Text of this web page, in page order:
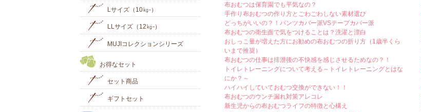
布おむつは保育園でも平気なの？
手作り布おむつの作り方とごわごわしない素材選び
どっちがいいの？！パンツカバー派VSテープカバー派
布おむつの衛生面で気をつけることは？洗濯と漂白
おしっこ量が増えた方にお勧めの布おむつの折り方（1歳半くら
いまで推奨）
布おむつの仕事は排泄後の不快感を感じさせるためなの？！
トイレトレーニングについて考える～トイレトレーニングとはな
にか？～
ハイハイしていておむつ交換ができない！！
布おむつのウンチ漏れ対策アレコレ
新生児からの布おむつライフの特徴と心構え
Lサイズ（10㎏-）
LLサイズ（12㎏-）
MUJIコレクションシリーズ
お得なセット
セット商品
ギフトセット